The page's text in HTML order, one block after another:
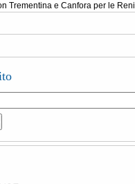
Trementina e Canfora per le Reni